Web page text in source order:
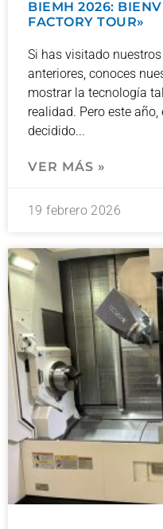
BIEMH 2026:
FACTORY TOUR»
Si has visitado
anteriores, conoces
mostrar la tecnología
realidad. Pero este
decidido
VER MÁS »
19 febrero 2026